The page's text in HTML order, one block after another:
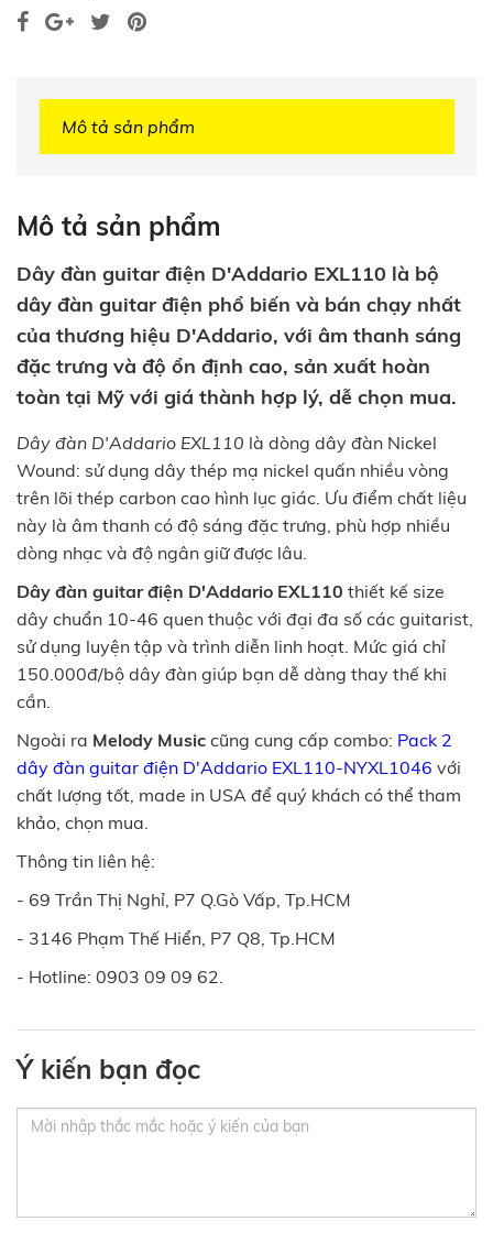
Mô tả sản phẩm
Mô tả sản phẩm
Dây đàn guitar điện D'Addario EXL110 là bộ
dây đàn guitar điện phổ biến và bán chạy nhất
của thương hiệu D'Addario, với âm thanh sáng
đặc trưng và độ ổn định cao, sản xuất hoàn
toàn tại Mỹ với giá thành hợp lý, dễ chọn mua.
Dây đàn D'Addario EXL110 là dòng dây đàn Nickel
Wound: sử dụng dây thép mạ nickel quấn nhiều vòng
trên lõi thép carbon cao hình lục giác. Ưu điểm chất liệu
này là âm thanh có độ sáng đặc trưng, phù hợp nhiều
dòng nhạc và độ ngân giữ được lâu.
Dây đàn guitar điện D'Addario EXL110 thiết kế size
dây chuẩn 10-46 quen thuộc với đại đa số các guitarist,
sử dụng luyện tập và trình diễn linh hoạt. Mức giá chỉ
150.000đ/bộ dây đàn giúp bạn dễ dàng thay thế khi
cần.
Ngoài ra Melody Music cũng cung cấp combo: Pack 2
dây đàn guitar điện D'Addario EXL110-NYXL1046 với
chất lượng tốt, made in USA để quý khách có thể tham
khảo, chọn mua.
Thông tin liên hệ:
- 69 Trần Thị Nghỉ, P7 Q.Gò Vấp, Tp.HCM
- 3146 Phạm Thế Hiển, P7 Q8, Tp.HCM
- Hotline: 0903 09 09 62.
Ý kiến bạn đọc